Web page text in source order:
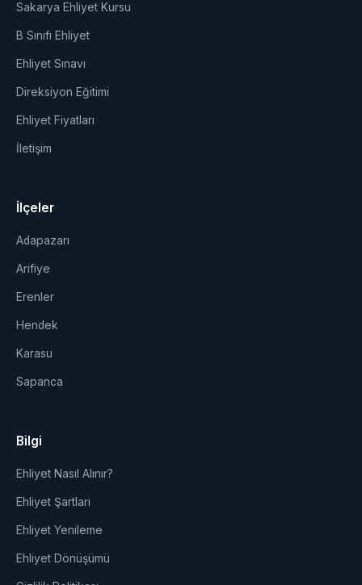
Sakarya Ehliyet Kursu
B Sınıfı Ehliyet
Ehliyet Sınavı
Direksiyon Eğitimi
Ehliyet Fiyatları
İletişim
İlçeler
Adapazarı
Arifiye
Erenler
Hendek
Karasu
Sapanca
Bilgi
Ehliyet Nasıl Alınır?
Ehliyet Şartları
Ehliyet Yenileme
Ehliyet Dönüşümü